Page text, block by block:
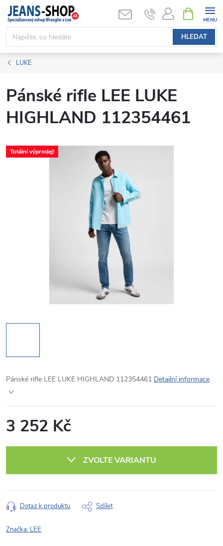
Přejít
obsah
HLEDAT
NÁKUPNÍ
KOŠÍK
LUKE
Pánské rifle LEE LUKE
HIGHLAND 112354461
Totální výprodej!
Pánské rifle LEE LUKE HIGHLAND 112354461 Detailní informace
3 252 Kč
ZVOLTE VARIANTU
Dotaz k produktu Sdílet
Značka: LEE